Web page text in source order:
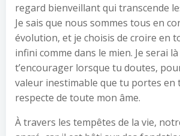
regard bienveillant qui transcende
Je sais que nous sommes tous en
évolution, et je choisis de croire en
infini comme dans le mien. Je serai
t’encourager lorsque tu doutes,
valeur inestimable que tu portes en
respecte de toute mon âme.
À travers les tempêtes de la vie,